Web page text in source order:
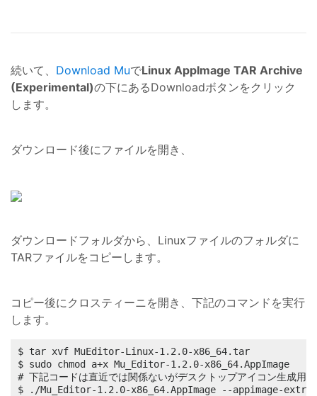
続いて、 Download MuでLinux AppImage TAR Archive
(Experimental)の下にあるDownloadボタンをクリック
します。
ダウンロード後にファイルを開き、
ダウンロードフォルダから、Linuxファイルのフォルダに
TARファイルをコピーします。
コピー後にクロスティーニを開き、下記のコマンドを実行
します。
$ tar xvf MuEditor-Linux-1.2.0-x86_64.tar
$ sudo chmod a+x Mu_Editor-1.2.0-x86_64.AppImage
# 下記コードは直近では関係ないがデスクトップアイコン生成用
$ ./Mu_Editor-1.2.0-x86_64.AppImage --appimage-